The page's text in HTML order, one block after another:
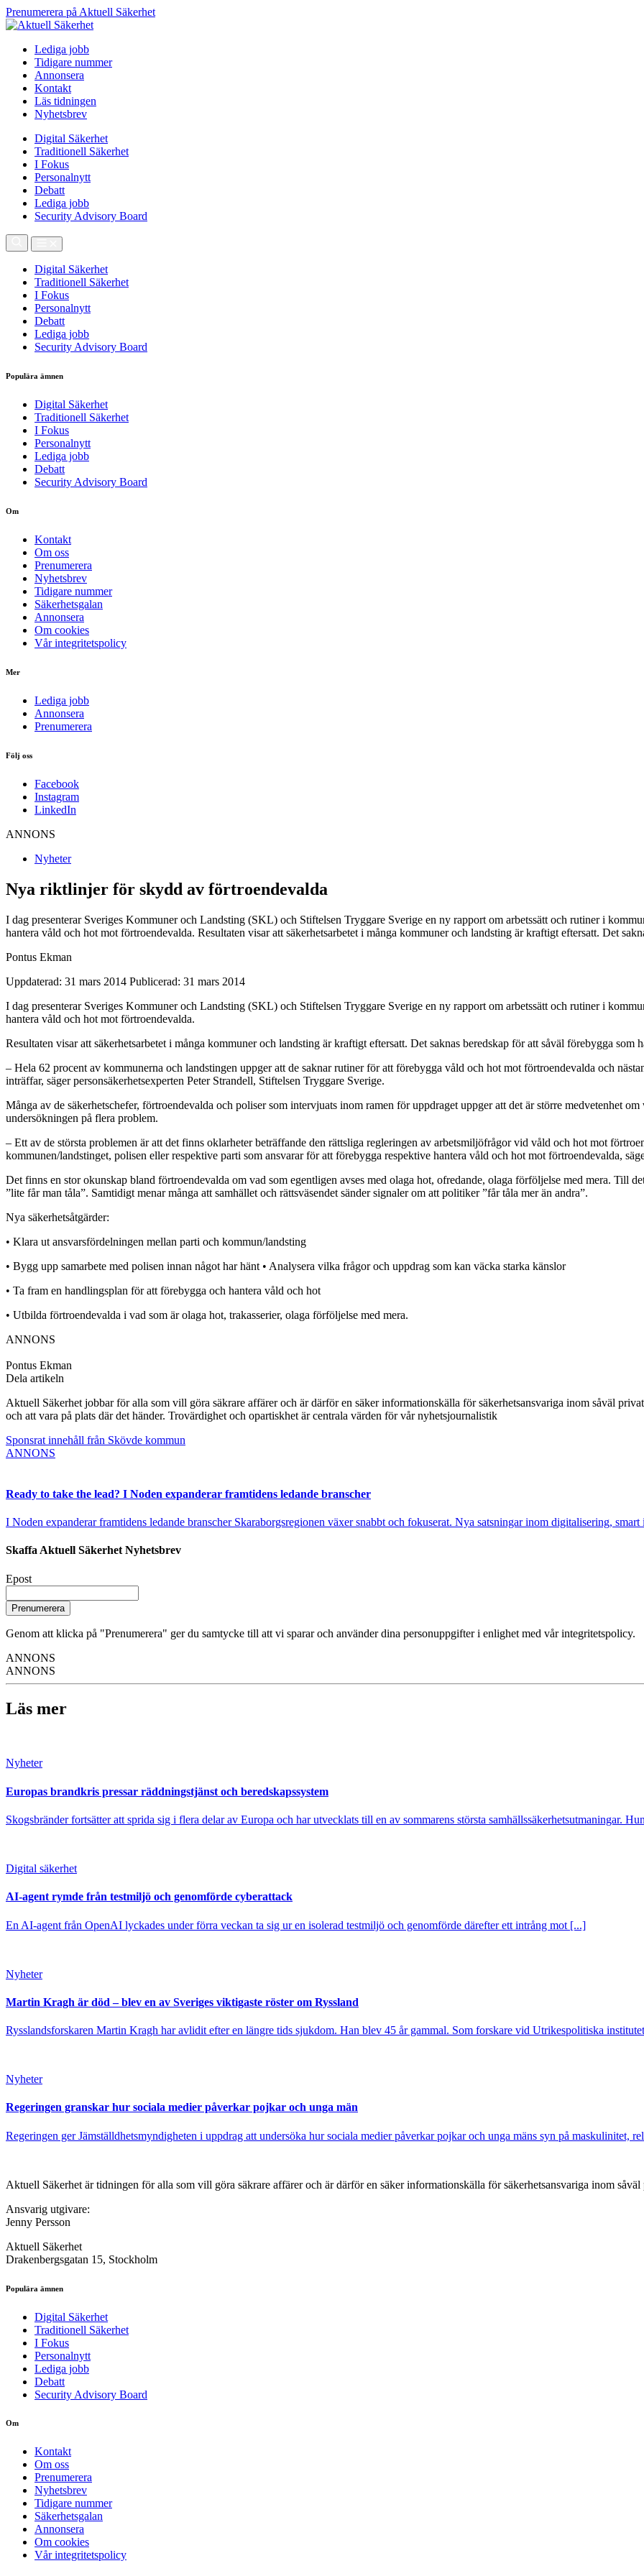
Prenumerera på Aktuell Säkerhet
Lediga jobb
Tidigare nummer
Annonsera
Kontakt
Läs tidningen
Nyhetsbrev
Digital Säkerhet
Traditionell Säkerhet
I Fokus
Personalnytt
Debatt
Lediga jobb
Security Advisory Board
Digital Säkerhet
Traditionell Säkerhet
I Fokus
Personalnytt
Debatt
Lediga jobb
Security Advisory Board
Populära ämnen
Digital Säkerhet
Traditionell Säkerhet
I Fokus
Personalnytt
Lediga jobb
Debatt
Security Advisory Board
Om
Kontakt
Om oss
Prenumerera
Nyhetsbrev
Tidigare nummer
Säkerhetsgalan
Annonsera
Om cookies
Vår integritetspolicy
Mer
Lediga jobb
Annonsera
Prenumerera
Följ oss
Facebook
Instagram
LinkedIn
ANNONS
Nyheter
Nya riktlinjer för skydd av förtroendevalda
I dag presenterar Sveriges Kommuner och Landsting (SKL) och Stiftelsen Tryggare Sverige en ny rapport om arbetssätt och rutiner i
hantera våld och hot mot förtroendevalda. Resultaten visar att säkerhetsarbetet i många kommuner och landsting är kraftigt eftersatt. Det
Pontus Ekman
Uppdaterad: 31 mars 2014 Publicerad: 31 mars 2014
I dag presenterar Sveriges Kommuner och Landsting (SKL) och Stiftelsen Tryggare Sverige en ny rapport om arbetssätt och rutiner i
hantera våld och hot mot förtroendevalda.
Resultaten visar att säkerhetsarbetet i många kommuner och landsting är kraftigt eftersatt. Det saknas beredskap för att såväl förebygga som
– Hela 62 procent av kommunerna och landstingen uppger att de saknar rutiner för att förebygga våld och hot mot förtroendevalda och
inträffar, säger personsäkerhetsexperten Peter Strandell, Stiftelsen Tryggare Sverige.
Många av de säkerhetschefer, förtroendevalda och poliser som intervjuats inom ramen för uppdraget uppger att det är större medvetenhet
undersökningen på flera problem.
– Ett av de största problemen är att det finns oklarheter beträffande den rättsliga regleringen av arbetsmiljöfrågor vid våld och hot mot
kommunen/landstinget, polisen eller respektive parti som ansvarar för att förebygga respektive hantera våld och hot mot förtroendevalda,
Det finns en stor okunskap bland förtroendevalda om vad som egentligen avses med olaga hot, ofredande, olaga förföljelse med mera. Till
”lite får man tåla”. Samtidigt menar många att samhället och rättsväsendet sänder signaler om att politiker ”får tåla mer än andra”.
Nya säkerhetsåtgärder:
• Klara ut ansvarsfördelningen mellan parti och kommun/landsting
• Bygg upp samarbete med polisen innan något har hänt • Analysera vilka frågor och uppdrag som kan väcka starka känslor
• Ta fram en handlingsplan för att förebygga och hantera våld och hot
• Utbilda förtroendevalda i vad som är olaga hot, trakasserier, olaga förföljelse med mera.
ANNONS
Pontus Ekman
Dela artikeln
Aktuell Säkerhet jobbar för alla som vill göra säkrare affärer och är därför en säker informationskälla för säkerhetsansvariga inom såväl
och att vara på plats där det händer. Trovärdighet och opartiskhet är centrala värden för vår nyhetsjournalistik
Sponsrat innehåll från Skövde kommun
ANNONS
Ready to take the lead? I Noden expanderar framtidens ledande branscher
I Noden expanderar framtidens ledande branscher Skaraborgsregionen växer snabbt och fokuserat. Nya satsningar inom digitalisering,
Skaffa Aktuell Säkerhet Nyhetsbrev
Epost
Prenumerera
Genom att klicka på "Prenumerera" ger du samtycke till att vi sparar och använder dina personuppgifter i enlighet med vår integritetspolicy.
ANNONS
ANNONS
Läs mer
Nyheter
Europas brandkris pressar räddningstjänst och beredskapssystem
Skogsbränder fortsätter att sprida sig i flera delar av Europa och har utvecklats till en av sommarens största samhällssäkerhetsutmaningar.
Digital säkerhet
AI-agent rymde från testmiljö och genomförde cyberattack
En AI-agent från OpenAI lyckades under förra veckan ta sig ur en isolerad testmiljö och genomförde därefter ett intrång mot [...]
Nyheter
Martin Kragh är död – blev en av Sveriges viktigaste röster om Ryssland
Rysslandsforskaren Martin Kragh har avlidit efter en längre tids sjukdom. Han blev 45 år gammal. Som forskare vid Utrikespolitiska
Nyheter
Regeringen granskar hur sociala medier påverkar pojkar och unga män
Regeringen ger Jämställdhetsmyndigheten i uppdrag att undersöka hur sociala medier påverkar pojkar och unga mäns syn på maskulinitet,
Aktuell Säkerhet är tidningen för alla som vill göra säkrare affärer och är därför en säker informationskälla för säkerhets­ansvariga inom
Ansvarig utgivare:
Jenny Persson
Aktuell Säkerhet
Drakenbergsgatan 15, Stockholm
Populära ämnen
Digital Säkerhet
Traditionell Säkerhet
I Fokus
Personalnytt
Lediga jobb
Debatt
Security Advisory Board
Om
Kontakt
Om oss
Prenumerera
Nyhetsbrev
Tidigare nummer
Säkerhetsgalan
Annonsera
Om cookies
Vår integritetspolicy